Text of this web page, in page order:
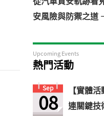
安風險與防禦之道
Upcoming Events
熱門活動
Sep
08
【實體
連關鍵技